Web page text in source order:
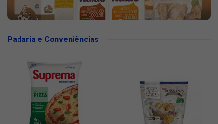
Padaria e Conveniências